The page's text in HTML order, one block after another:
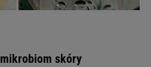
skóry